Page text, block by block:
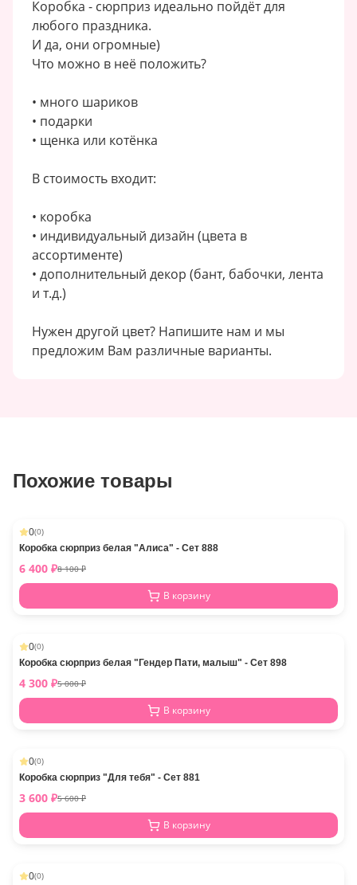
Коробка - сюрприз идеально пойдёт для
любого праздника.
И да, они огромные)
Что можно в неё положить?
• много шариков
• подарки
• щенка или котёнка
В стоимость входит:
• коробка
• индивидуальный дизайн (цвета в
ассортименте)
• дополнительный декор (бант, бабочки, лента
и т.д.)
Нужен другой цвет? Напишите нам и мы
предложим Вам различные варианты.
Похожие товары
-21%
0(0)
Коробка сюрприз белая "Алиса" - Сет 888
6 400 ₽8 100₽
В корзину
-14%
0(0)
Коробка сюрприз белая "Гендер Пати, малыш" - Сет 898
4 300 ₽5 000₽
В корзину
-11%
0(0)
Коробка сюрприз "Для тебя" - Сет 881
3 600 ₽5 600₽
В корзину
-23%
0(0)